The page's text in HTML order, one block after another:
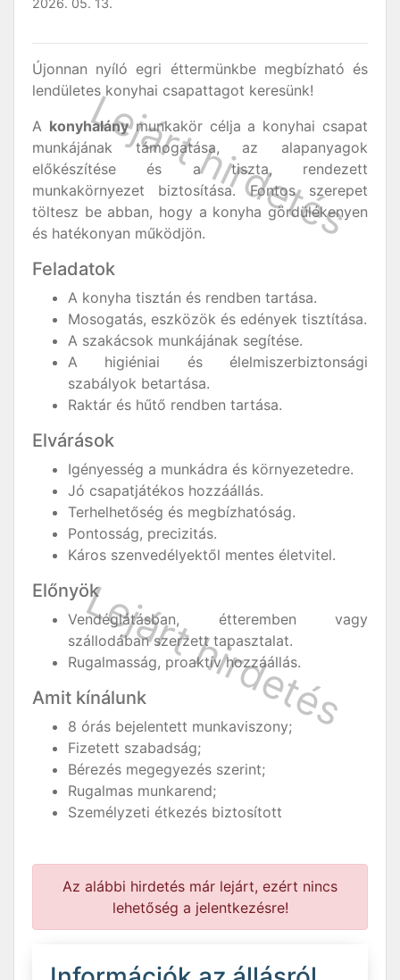
2026. 05. 13.
Újonnan nyíló egri éttermünkbe megbízható és
lendületes konyhai csapattagot keresünk!
A konyhalánymunkakör célja a konyhai csapat
munkájának támogatása, az alapanyagok
előkészítése és a tiszta, rendezett
munkakörnyezet biztosítása. Fontos szerepet
töltesz be abban, hogy a konyha gördülékenyen
és hatékonyan működjön.
Feladatok
A konyha tisztán és rendben tartása.
Mosogatás, eszközök és edények tisztítása.
A szakácsok munkájának segítése.
A higiéniai és élelmiszerbiztonsági
szabályok betartása.
Raktár és hűtő rendben tartása.
Elvárások
Igényesség a munkádra és környezetedre.
Jó csapatjátékos hozzáállás.
Terhelhetőség és megbízhatóság.
Pontosság, precizitás.
Káros szenvedélyektől mentes életvitel.
Előnyök
Vendéglátásban, étteremben vagy
szállodában szerzett tapasztalat.
Rugalmasság, proaktív hozzáállás.
Amit kínálunk
8 órás bejelentett munkaviszony;
Fizetett szabadság;
Bérezés megegyezés szerint;
Rugalmas munkarend;
Személyzeti étkezés biztosított
Az alábbi hirdetés már lejárt, ezért nincs
lehetőség a jelentkezésre!